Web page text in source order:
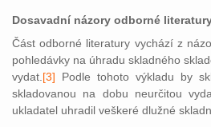
Dosavadní názory odborné
Část odborné literatury vychází z
pohledávky na úhradu skladného
vydat. [3] Podle tohoto výkladu by
skladovanou na dobu neurčitou
ukladatel uhradil veškeré dlužné